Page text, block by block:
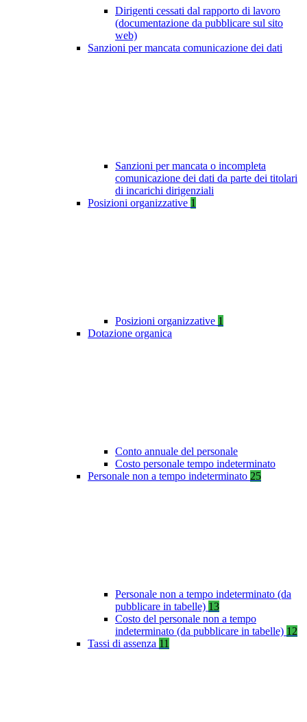
Dirigenti cessati dal rapporto di lavoro
(documentazione da pubblicare sul sito
web)
Sanzioni per mancata comunicazione dei dati
Sanzioni per mancata o incompleta
comunicazione dei dati da parte dei titolari
di incarichi dirigenziali
Posizioni organizzative 1
Posizioni organizzative 1
Dotazione organica
Conto annuale del personale
Costo personale tempo indeterminato
Personale non a tempo indeterminato 25
Personale non a tempo indeterminato (da
pubblicare in tabelle) 13
Costo del personale non a tempo
indeterminato (da pubblicare in tabelle) 12
Tassi di assenza 11